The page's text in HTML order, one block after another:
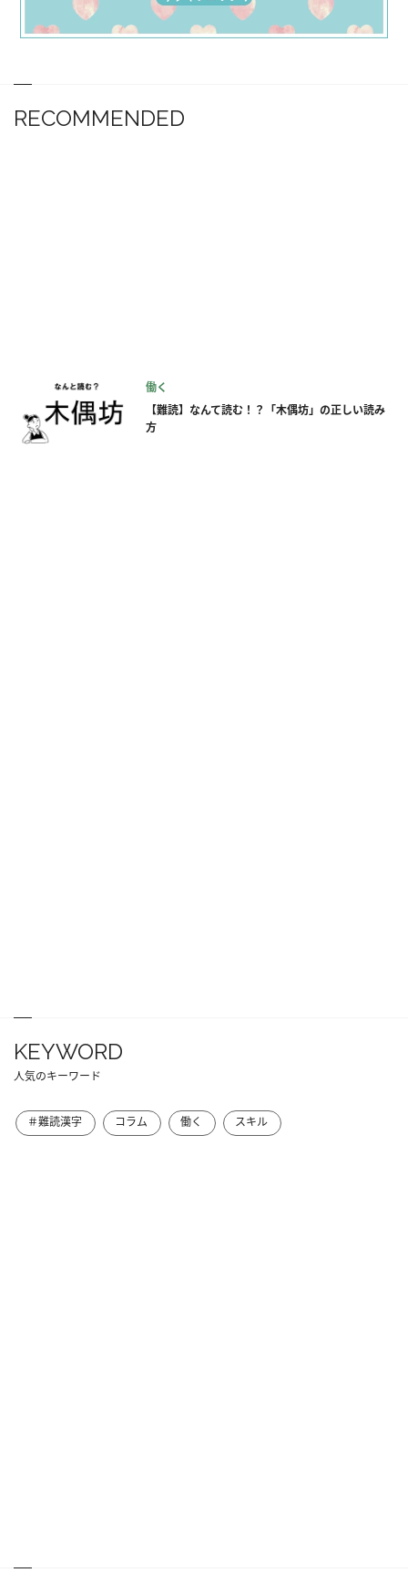
RECOMMENDED
働く
【難読】なんて読む！？「木偶坊」の正しい読み
方
KEYWORD
人気のキーワード
＃難読漢字 コラム 働く スキル